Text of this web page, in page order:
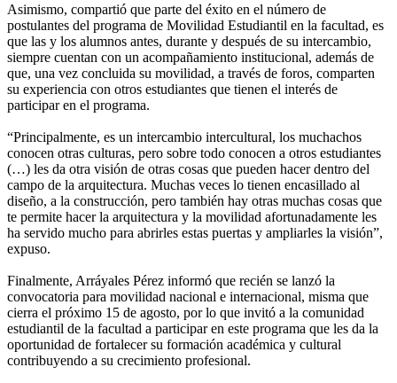
Asimismo, compartió que parte del éxito en el número de
postulantes del programa de Movilidad Estudiantil en la facultad, es
que las y los alumnos antes, durante y después de su intercambio,
siempre cuentan con un acompañamiento institucional, además de
que, una vez concluida su movilidad, a través de foros, comparten
su experiencia con otros estudiantes que tienen el interés de
participar en el programa.
“Principalmente, es un intercambio intercultural, los muchachos
conocen otras culturas, pero sobre todo conocen a otros estudiantes
(…) les da otra visión de otras cosas que pueden hacer dentro del
campo de la arquitectura. Muchas veces lo tienen encasillado al
diseño, a la construcción, pero también hay otras muchas cosas que
te permite hacer la arquitectura y la movilidad afortunadamente les
ha servido mucho para abrirles estas puertas y ampliarles la visión”,
expuso.
Finalmente, Arráyales Pérez informó que recién se lanzó la
convocatoria para movilidad nacional e internacional, misma que
cierra el próximo 15 de agosto, por lo que invitó a la comunidad
estudiantil de la facultad a participar en este programa que les da la
oportunidad de fortalecer su formación académica y cultural
contribuyendo a su crecimiento profesional.